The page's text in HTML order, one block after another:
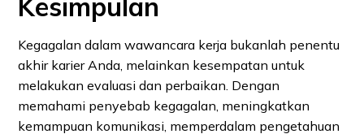
Kegagalan dalam wawancara kerja bukanlah penentu
akhir karier Anda, melainkan kesempatan untuk
melakukan evaluasi dan perbaikan. Dengan
memahami penyebab kegagalan, meningkatkan
kemampuan komunikasi, memperdalam pengetahuan